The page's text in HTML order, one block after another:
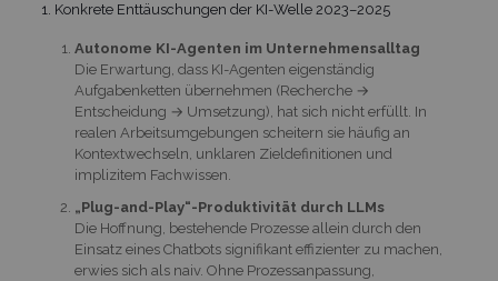
1. Konkrete Enttäuschungen der KI-Welle 2023–2025
Autonome KI-Agenten im Unternehmensalltag
Die Erwartung, dass KI-Agenten eigenständig
Aufgabenketten übernehmen (Recherche →
Entscheidung → Umsetzung), hat sich nicht erfüllt. In
realen Arbeitsumgebungen scheitern sie häufig an
Kontextwechseln, unklaren Zieldefinitionen und
implizitem Fachwissen.
„Plug-and-Play“-Produktivität durch LLMs
Die Hoffnung, bestehende Prozesse allein durch den
Einsatz eines Chatbots signifikant effizienter zu machen,
erwies sich als naiv. Ohne Prozessanpassung,